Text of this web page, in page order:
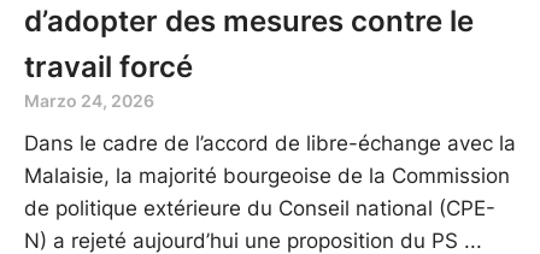
d’adopter des mesures contre le
travail forcé
Marzo 24, 2026
Dans le cadre de l’accord de libre-échange avec la
Malaisie, la majorité bourgeoise de la Commission
de politique extérieure du Conseil national (CPE-
N) a rejeté aujourd’hui une proposition du PS